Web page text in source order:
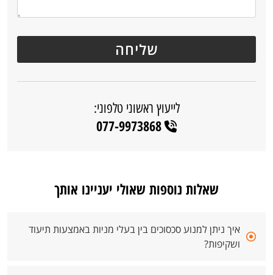
לייעוץ ראשוני טלפוני:
077-9973868
שאלות נוספות שאולי יעניינו אותך
איך ניתן למנוע סכסוכים בין בעלי מניות באמצעות תיעוד
ושקיפות?